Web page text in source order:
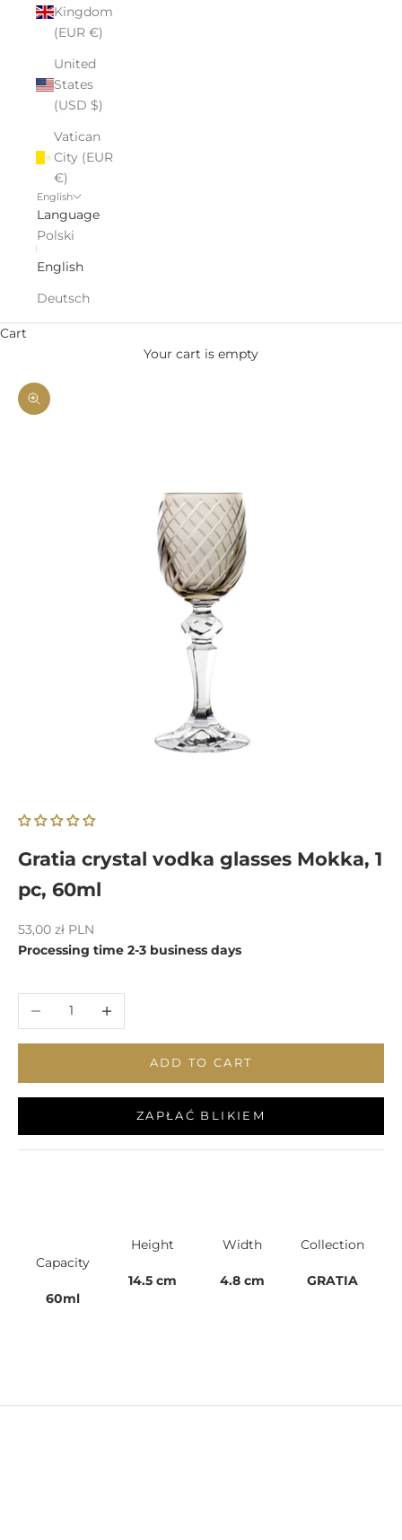
Kingdom
(EUR €)
United
States
(USD $)
Vatican
City (EUR
€)
English
Language
Polski
English
Deutsch
Cart
Your cart is empty
Zoom picture
Gratia crystal vodka glasses Mokka, 1
pc, 60ml
Sale price
53,00 zł PLN
Processing time 2-3 business days
Capacity
60ml
Height
14.5 cm
Width
4.8 cm
Collection
GRATIA
Decrease quantity
ADD TO CART
ZAPŁAĆ BLIKIEM